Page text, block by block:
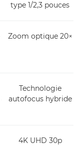
type 1/2,3 pouces
Zoom optique 20×
Technologie
autofocus hybride
4K UHD 30p